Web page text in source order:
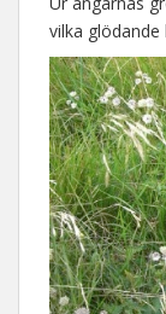
vilka glödande